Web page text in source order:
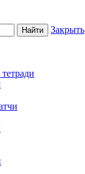
Закрыть